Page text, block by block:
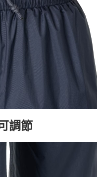
調節